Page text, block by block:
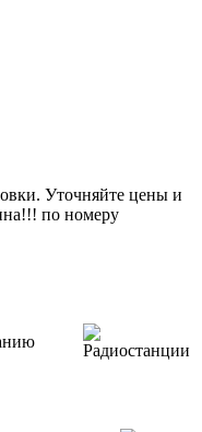
Уточняйте цены и
по номеру